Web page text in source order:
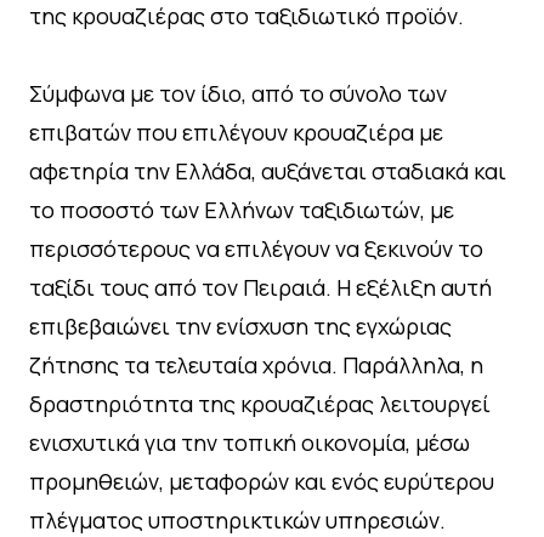
της κρουαζιέρας στο ταξιδιωτικό προϊόν.
Σύμφωνα με τον ίδιο, από το σύνολο των
επιβατών που επιλέγουν κρουαζιέρα με
αφετηρία την Ελλάδα, αυξάνεται σταδιακά και
το ποσοστό των Ελλήνων ταξιδιωτών, με
περισσότερους να επιλέγουν να ξεκινούν το
ταξίδι τους από τον Πειραιά. Η εξέλιξη αυτή
επιβεβαιώνει την ενίσχυση της εγχώριας
ζήτησης τα τελευταία χρόνια. Παράλληλα, η
δραστηριότητα της κρουαζιέρας λειτουργεί
ενισχυτικά για την τοπική οικονομία, μέσω
προμηθειών, μεταφορών και ενός ευρύτερου
πλέγματος υποστηρικτικών υπηρεσιών.